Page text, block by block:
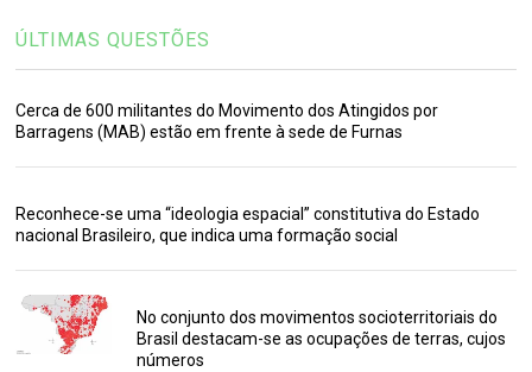
ÚLTIMAS QUESTÕES
Cerca de 600 militantes do Movimento dos Atingidos por
Barragens (MAB) estão em frente à sede de Furnas
Reconhece-se uma “ideologia espacial” constitutiva do Estado
nacional Brasileiro, que indica uma formação social
No conjunto dos movimentos socioterritoriais do
Brasil destacam-se as ocupações de terras, cujos
números